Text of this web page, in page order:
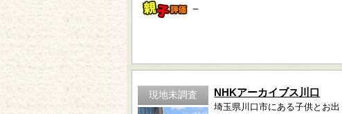
－
現地未調査 NHKアーカイブス川口
埼玉県川口市にある子供とお出